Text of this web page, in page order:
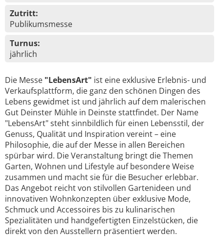
Zutritt:
Publikumsmesse
Turnus:
jährlich
Die Messe "LebensArt" ist eine exklusive Erlebnis- und
Verkaufsplattform, die ganz den schönen Dingen des
Lebens gewidmet ist und jährlich auf dem malerischen
Gut Deinster Mühle in Deinste stattfindet. Der Name
"LebensArt" steht sinnbildlich für einen Lebensstil, der
Genuss, Qualität und Inspiration vereint – eine
Philosophie, die auf der Messe in allen Bereichen
spürbar wird. Die Veranstaltung bringt die Themen
Garten, Wohnen und Lifestyle auf besondere Weise
zusammen und macht sie für die Besucher erlebbar.
Das Angebot reicht von stilvollen Gartenideen und
innovativen Wohnkonzepten über exklusive Mode,
Schmuck und Accessoires bis zu kulinarischen
Spezialitäten und handgefertigten Einzelstücken, die
direkt von den Ausstellern präsentiert werden.